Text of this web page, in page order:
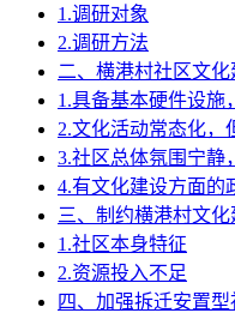
1.调研对象
2.调研方法
二、横港村社区文
1.具备基本硬件设施
2.文化活动常态化，
3.社区总体氛围宁静
4.有文化建设方面的
三、制约横港村文
1.社区本身特征
2.资源投入不足
四、加强拆迁安置